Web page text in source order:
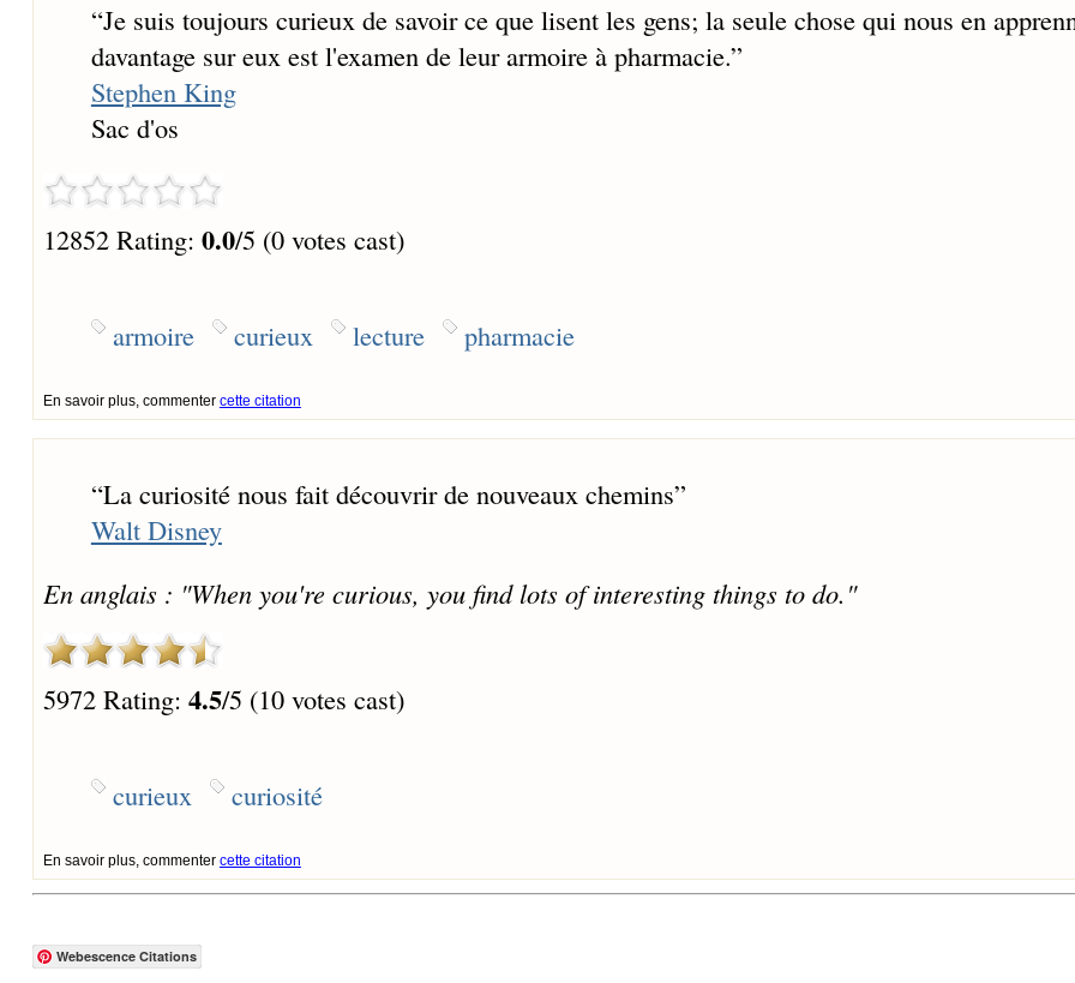
“Je suis toujours curieux de savoir ce que lisent les gens; la seule chose qui nous en
davantage sur eux est l'examen de leur armoire à pharmacie.”
Stephen King
Sac d'os
12852 Rating: 0.0/5 (0 votes cast)
armoire curieux lecture pharmacie
En savoir plus, commenter cette citation
“La curiosité nous fait découvrir de nouveaux chemins”
Walt Disney
En anglais : "When you're curious, you find lots of interesting things to do."
5972 Rating: 4.5/5 (10 votes cast)
curieux curiosité
En savoir plus, commenter cette citation
Webescence Citations